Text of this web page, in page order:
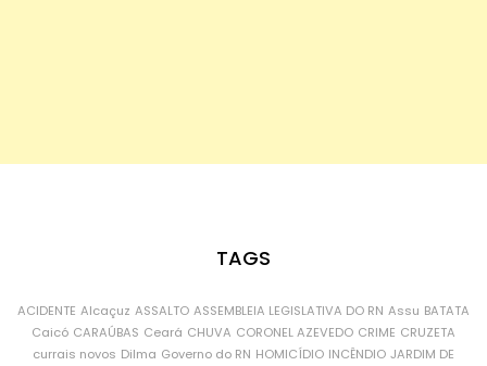
TAGS
ACIDENTE Alcaçuz ASSALTO ASSEMBLEIA LEGISLATIVA DO RN Assu BATATA
Caicó CARAÚBAS Ceará CHUVA CORONEL AZEVEDO CRIME CRUZETA
currais novos Dilma Governo do RN HOMICÍDIO INCÊNDIO JARDIM DE